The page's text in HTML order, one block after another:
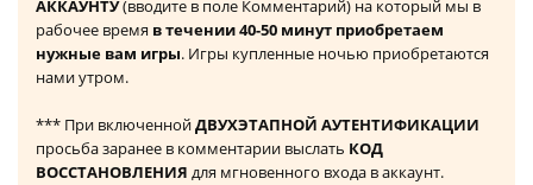
АККАУНТУ(вводите в поле Комментарий) на который мы в
рабочее время в течении 40-50 минут приобретаем
нужные вам игры. Игры купленные ночью приобретаются
нами утром.
*** При включеннойДВУХЭТАПНОЙ АУТЕНТИФИКАЦИИ
просьба заранее в комментарии выслать КОД
ВОССТАНОВЛЕНИЯ для мгновенного входа в аккаунт.